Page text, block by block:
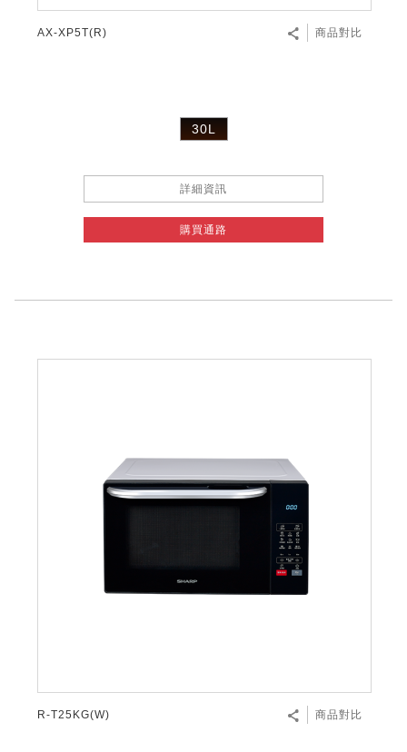
AX-XP5T(R) 商品對比
30L
詳細資訊
購買通路
R-T25KG(W) 商品對比